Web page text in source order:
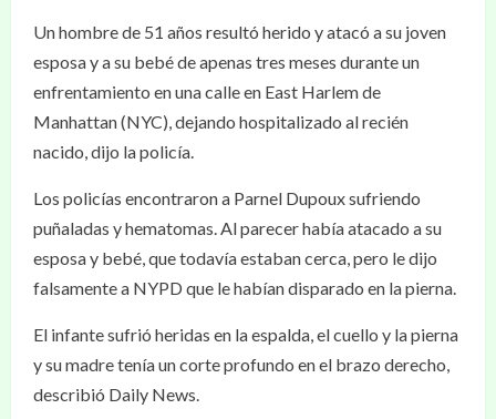
Un hombre de 51 años resultó herido y atacó a su joven
esposa y a su bebé de apenas tres meses durante un
enfrentamiento en una calle en East Harlem de
Manhattan (NYC), dejando hospitalizado al recién
nacido, dijo la policía.
Los policías encontraron a Parnel Dupoux sufriendo
puñaladas y hematomas. Al parecer había atacado a su
esposa y bebé, que todavía estaban cerca, pero le dijo
falsamente a NYPD que le habían disparado en la pierna.
El infante sufrió heridas en la espalda, el cuello y la pierna
y su madre tenía un corte profundo en el brazo derecho,
describió Daily News.